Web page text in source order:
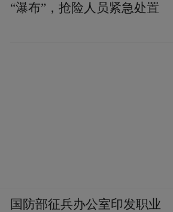
“瀑布”，抢险人员紧急处置
国防部征兵办公室印发职业